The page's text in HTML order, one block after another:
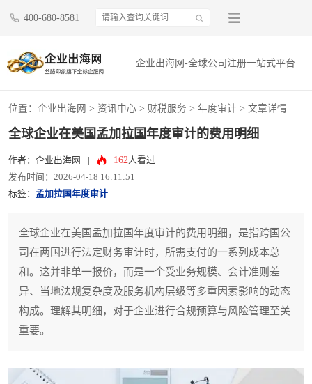
400-680-8581
企业出海网-全球公司注册一站式平台
位置： 企业出海网 > 资讯中心 > 财税服务 > 年度审计 > 文章详情
全球企业在美国孟加拉国年度审计的费用明细
作者：企业出海网 162人看过
发布时间：2026-04-18 16:11:51
标签： 孟加拉国年度审计
全球企业在美国孟加拉国年度审计的费用明细，是指跨国公
司在两国进行法定财务审计时，所需支付的一系列成本总
和。这并非单一报价，而是一个受业务规模、会计准则差
异、当地法规复杂度及服务机构层级等多重因素影响的动态
构成。理解其明细，对于企业进行合规预算与风险管理至关
重要。